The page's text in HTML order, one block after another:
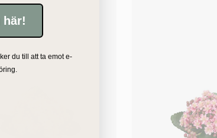
här!
du till att ta emot e-